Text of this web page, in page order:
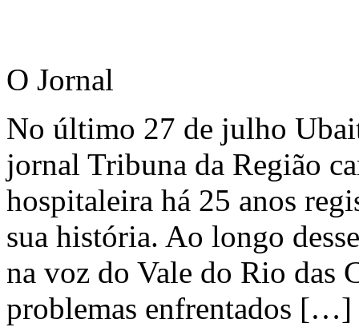
O Jornal
No último 27 de julho
jornal Tribuna da Região
hospitaleira há 25 anos
sua história. Ao longo
na voz do Vale do Rio das
problemas enfrentados […]